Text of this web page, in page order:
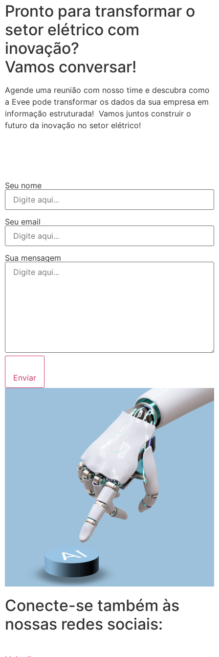
Pronto para transformar o
setor elétrico com
inovação?
Vamos conversar!
Agende uma reunião com nosso time e descubra como
a Evee pode transformar os dados da sua empresa em
informação estruturada! Vamos juntos construir o
futuro da inovação no setor elétrico!
Seu nome
Seu email
Sua mensagem
Enviar
Conecte-se também às
nossas redes sociais: